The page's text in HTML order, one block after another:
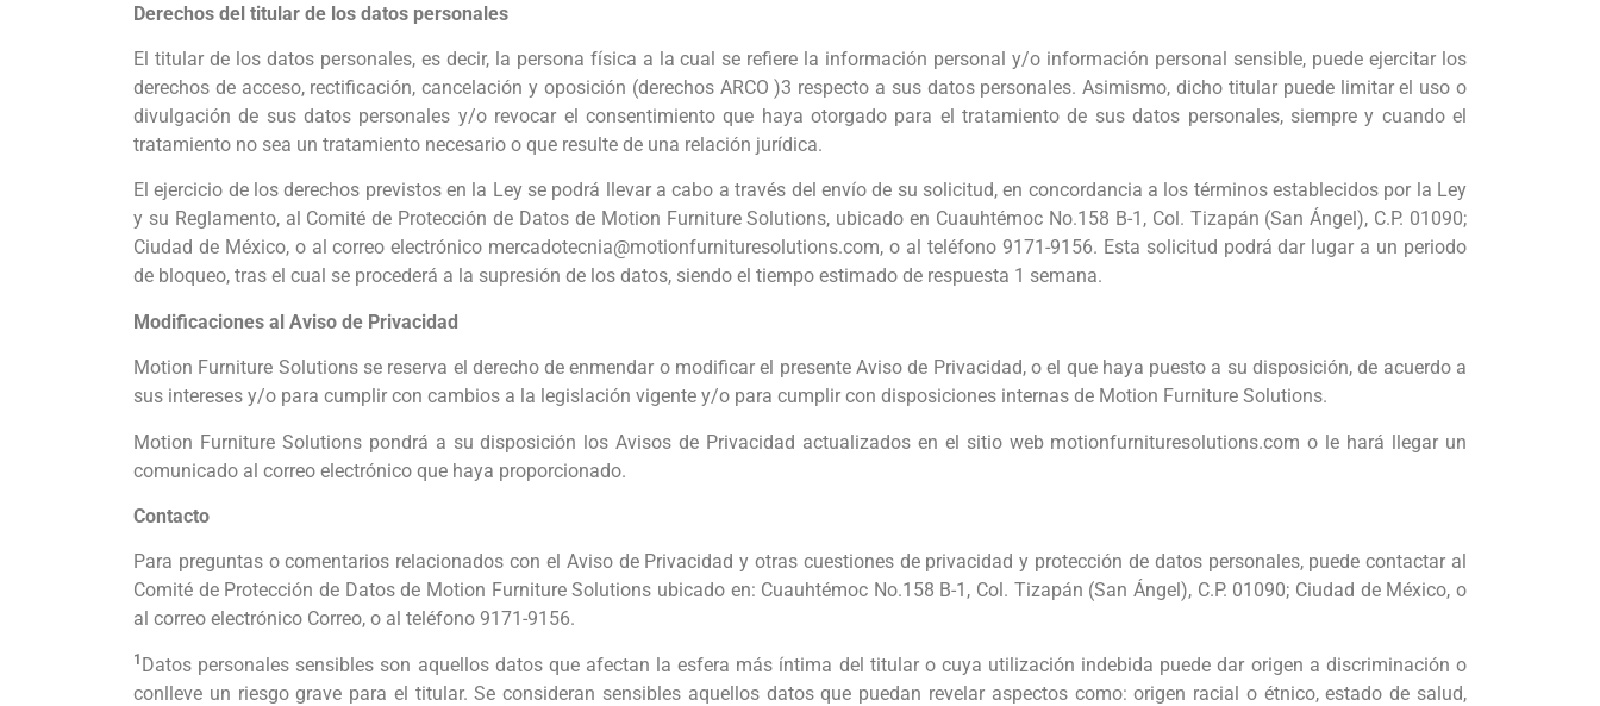
Derechos del titular de los datos personales
El titular de los datos personales, es decir, la persona física a la cual se refiere la información personal y/o información personal sensible, puede ejercitar los
derechos de acceso, rectificación, cancelación y oposición (derechos ARCO )3 respecto a sus datos personales. Asimismo, dicho titular puede limitar el uso o
divulgación de sus datos personales y/o revocar el consentimiento que haya otorgado para el tratamiento de sus datos personales, siempre y cuando el
tratamiento no sea un tratamiento necesario o que resulte de una relación jurídica.
El ejercicio de los derechos previstos en la Ley se podrá llevar a cabo a través del envío de su solicitud, en concordancia a los términos establecidos por la Ley
y su Reglamento, al Comité de Protección de Datos de Motion Furniture Solutions, ubicado en Cuauhtémoc No.158 B-1, Col. Tizapán (San Ángel), C.P. 01090;
Ciudad de México, o al correo electrónico mercadotecnia@motionfurnituresolutions.com, o al teléfono 9171-9156. Esta solicitud podrá dar lugar a un periodo
de bloqueo, tras el cual se procederá a la supresión de los datos, siendo el tiempo estimado de respuesta 1 semana.
Modificaciones al Aviso de Privacidad
Motion Furniture Solutions se reserva el derecho de enmendar o modificar el presente Aviso de Privacidad, o el que haya puesto a su disposición, de acuerdo a
sus intereses y/o para cumplir con cambios a la legislación vigente y/o para cumplir con disposiciones internas de Motion Furniture Solutions.
Motion Furniture Solutions pondrá a su disposición los Avisos de Privacidad actualizados en el sitio web motionfurnituresolutions.com o le hará llegar un
comunicado al correo electrónico que haya proporcionado.
Contacto
Para preguntas o comentarios relacionados con el Aviso de Privacidad y otras cuestiones de privacidad y protección de datos personales, puede contactar al
Comité de Protección de Datos de Motion Furniture Solutions ubicado en: Cuauhtémoc No.158 B-1, Col. Tizapán (San Ángel), C.P. 01090; Ciudad de México, o
al correo electrónico Correo, o al teléfono 9171-9156.
1 Datos personales sensibles son aquellos datos que afectan la esfera más íntima del titular o cuya utilización indebida puede dar origen a discriminación o
conlleve un riesgo grave para el titular. Se consideran sensibles aquellos datos que puedan revelar aspectos como: origen racial o étnico, estado de salud,